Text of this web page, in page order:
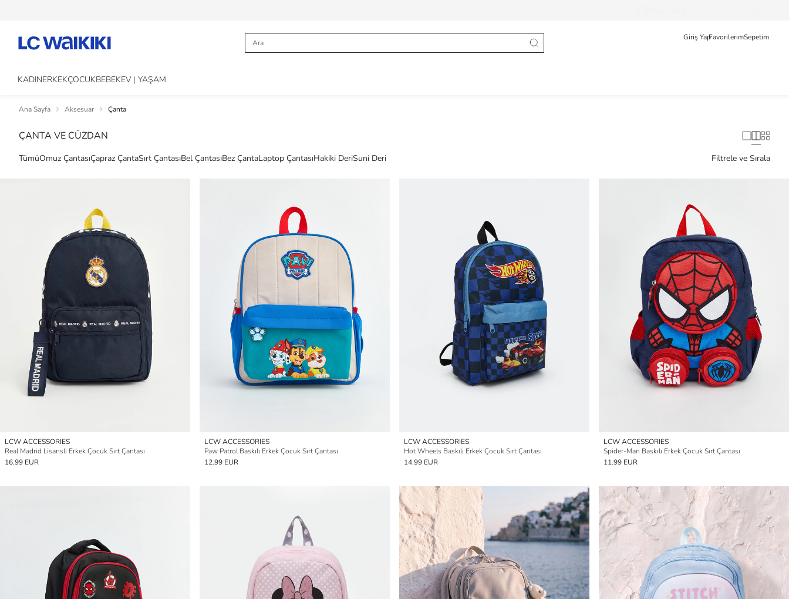
Giriş YapFavorilerimSepetim
KADINERKEKÇOCUKBEBEKEV | YAŞAM
Ana Sayfa Aksesuar Çanta
ÇANTA VE CÜZDAN
TümüOmuz ÇantasıÇapraz ÇantaSırt ÇantasıBel ÇantasıBez ÇantaLaptop ÇantasıHakiki DeriSuni Deri Filtrele ve Sırala
LCW ACCESSORIES
Real Madrid Lisanslı Erkek Çocuk Sırt Çantası
16.99 EUR
LCW ACCESSORIES
Paw Patrol Baskılı Erkek Çocuk Sırt Çantası
12.99 EUR
LCW ACCESSORIES
Hot Wheels Baskılı Erkek Çocuk Sırt Çantası
14.99 EUR
LCW ACCESSORIES
Spider-Man Baskılı Erkek Çocuk Sırt Çantası
11.99 EUR